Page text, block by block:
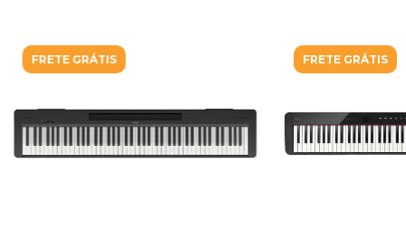
FRETE GRÁTIS FRETE GRÁTIS